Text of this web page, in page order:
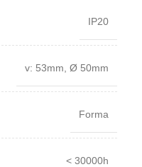
IP20
v: 53mm Ø 50mm
Forma
< 30000h